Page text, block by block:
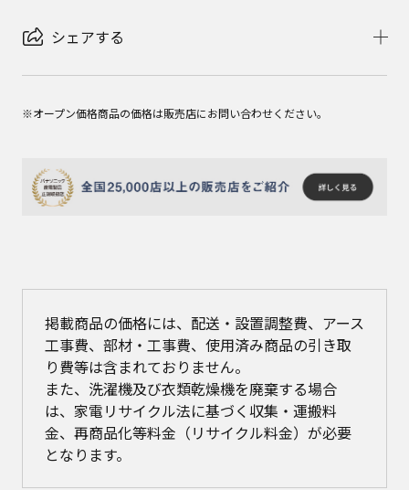
シェアする
※オープン価格商品の価格は販売店にお問い合わせください。
掲載商品の価格には、配送・設置調整費、アース
工事費、部材・工事費、使用済み商品の引き取
り費等は含まれておりません。
また、洗濯機及び衣類乾燥機を廃棄する場合
は、家電リサイクル法に基づく収集・運搬料
金、再商品化等料金（リサイクル料金）が必要
となります。